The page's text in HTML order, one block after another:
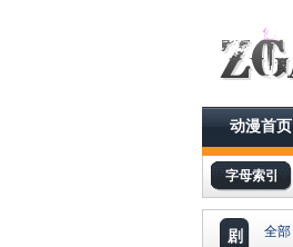
动漫首页
字母索引
剧
全部